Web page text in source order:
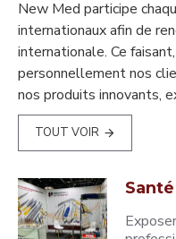
New Med participe
internationaux afin de
internationale. Ce
personnellement nos
nos produits innovants,
TOUT VOIR